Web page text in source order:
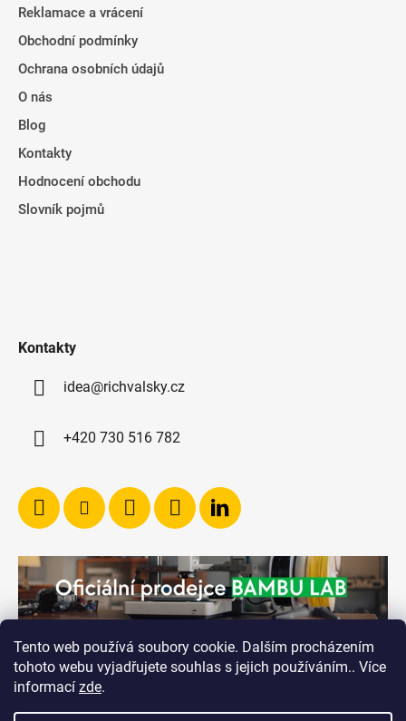
Tento web používá soubory cookie. Dalším procházením
tohoto webu vyjadřujete souhlas s jejich používáním.. Více
informací zde.
Reklamace a vrácení
Obchodní podmínky
Ochrana osobních údajů
O nás
Blog
Kontakty
Hodnocení obchodu
Slovník pojmů
Kontakty
idea@richvalsky.cz
+420 730 516 782